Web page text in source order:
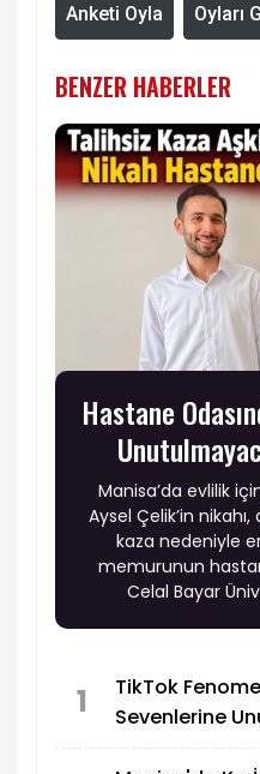
Anketi Oyla Oyları
BENZER HABERLER
Hastane
Manisa’da evlilik
Aysel Çelik’in
kaza nedeniyle
memurunun
Celal Bayar
1
TikTok
Sevenlerine